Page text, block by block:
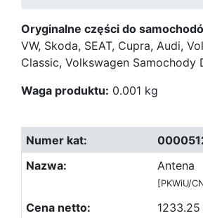
Oryginalne części do
VW, Skoda, SEAT, Cupra, Audi,
Classic, Volkswagen Samochody
Waga produktu: 0.001 kg
Antena
[PKWiU/
1233.25